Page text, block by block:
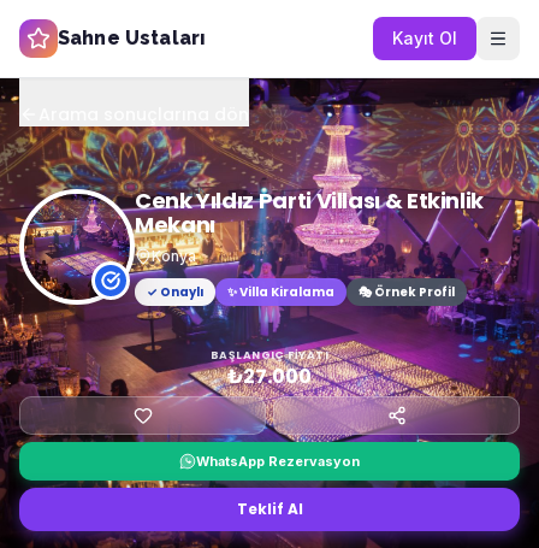
Sahne Ustaları Kayıt Ol
Cenk Yıldız Parti Villası & Etkinlik
Mekanı
Konya
✓ Onaylı
✨Villa Kiralama 🎭 Örnek Profil
BAŞLANGIÇ FIYATI
₺27.000
WhatsApp Rezervasyon
Teklif Al